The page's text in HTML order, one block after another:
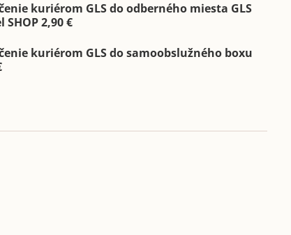
kuriérom GLS do odberného miesta GLS
SHOP 2,90 €
kuriérom GLS do samoobslužného boxu